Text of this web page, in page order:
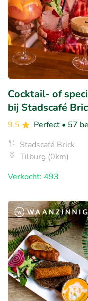
Cocktail- of
bij Stadscafé
9.5 Perfect • 57
Stadscafé Brick
Tilburg (0km)
Verkocht: 493